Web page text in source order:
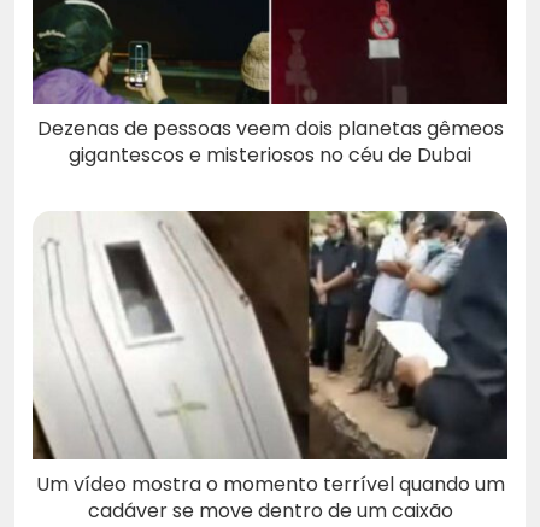
Dezenas de pessoas veem dois planetas gêmeos
gigantescos e misteriosos no céu de Dubai
Um vídeo mostra o momento terrível quando um
cadáver se move dentro de um caixão